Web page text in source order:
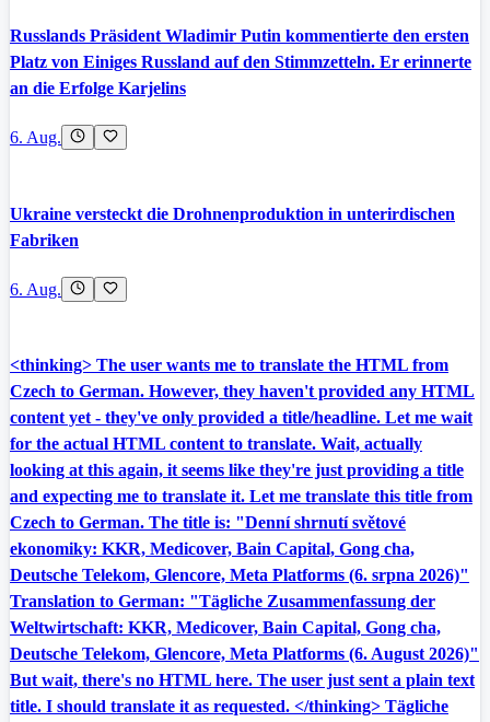
Russlands Präsident Wladimir Putin kommentierte den ersten
Platz von Einiges Russland auf den Stimmzetteln. Er erinnerte
an die Erfolge Karjelins
6. Aug.
Ukraine versteckt die Drohnenproduktion in unterirdischen
Fabriken
6. Aug.
<thinking> The user wants me to translate the HTML from
Czech to German. However, they haven't provided any HTML
content yet - they've only provided a title/headline. Let me wait
for the actual HTML content to translate. Wait, actually
looking at this again, it seems like they're just providing a title
and expecting me to translate it. Let me translate this title from
Czech to German. The title is: "Denní shrnutí světové
ekonomiky: KKR, Medicover, Bain Capital, Gong cha,
Deutsche Telekom, Glencore, Meta Platforms (6. srpna 2026)"
Translation to German: "Tägliche Zusammenfassung der
Weltwirtschaft: KKR, Medicover, Bain Capital, Gong cha,
Deutsche Telekom, Glencore, Meta Platforms (6. August 2026)"
But wait, there's no HTML here. The user just sent a plain text
title. I should translate it as requested. </thinking> Tägliche